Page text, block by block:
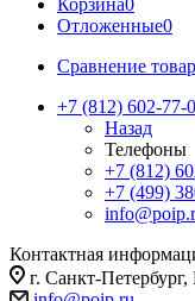
Корзина0
Отложенные0
Сравнение
+7 (812) 602-77-
Назад
Телефоны
+7 (812)
+7 (499)
Контактная
г. Санкт-